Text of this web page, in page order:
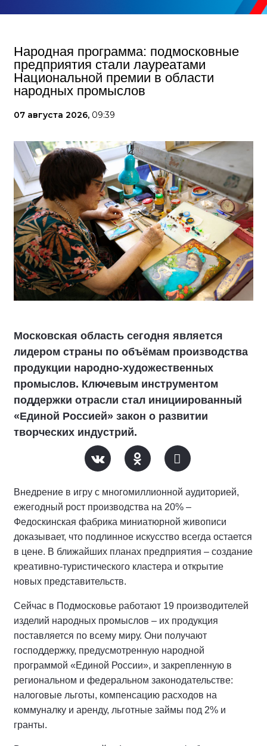
Народная программа: подмосковные
предприятия стали лауреатами
Национальной премии в области
народных промыслов
07 августа 2026, 09:39
Московская область сегодня является
лидером страны по объёмам производства
продукции народно-художественных
промыслов. Ключевым инструментом
поддержки отрасли стал инициированный
«Единой Россией» закон о развитии
творческих индустрий.
Внедрение в игру с многомиллионной аудиторией,
ежегодный рост производства на 20% –
Федоскинская фабрика миниатюрной живописи
доказывает, что подлинное искусство всегда остается
в цене. В ближайших планах предприятия – создание
креативно-туристического кластера и открытие
новых представительств.
Сейчас в Подмосковье работают 19 производителей
изделий народных промыслов – их продукция
поставляется по всему миру. Они получают
господдержку, предусмотренную народной
программой «Единой России», и закрепленную в
региональном и федеральном законодательстве:
налоговые льготы, компенсацию расходов на
коммуналку и аренду, льготные займы под 2% и
гранты.